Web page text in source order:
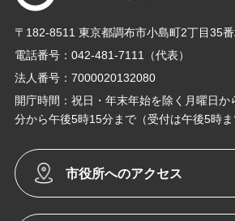
〒182-8511 東京都調布市小島町2丁目35番
電話番号：042-481-7111（代表）
法人番号：7000020132080
開庁時間：祝日・年末年始を除く月曜日
分から午後5時15分まで（受付は午後5時ま
市役所へのアクセス